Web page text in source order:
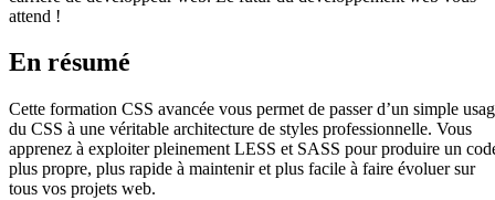
attend !
En résumé
Cette formation CSS avancée vous permet de passer d’un simple
du CSS à une véritable architecture de styles professionnelle. Vous
apprenez à exploiter pleinement LESS et SASS pour produire un
plus propre, plus rapide à maintenir et plus facile à faire évoluer sur
tous vos projets web.